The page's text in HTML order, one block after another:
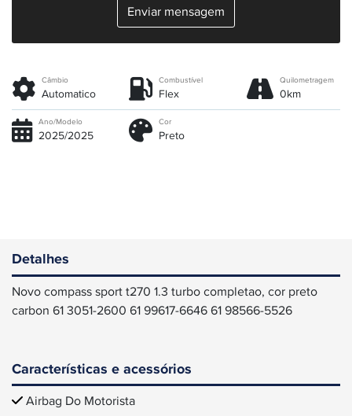
Enviar mensagem
Câmbio
Automatico
Combustível
Flex
Quilometragem
0km
Ano/Modelo
2025/2025
Cor
Preto
Detalhes
Novo compass sport t270 1.3 turbo completao, cor preto
carbon 61 3051-2600 61 99617-6646 61 98566-5526
Características e acessórios
Airbag Do Motorista